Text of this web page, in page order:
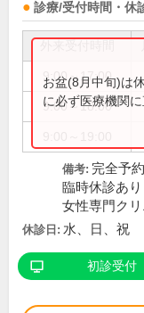
診療/受付時間・休
9:00～17:00
9:00～18:00
お盆(8月中旬)は
に必ず医療機関に
備考: 完全予
臨時休診あり
女性専門クリ
休診日: 水、日、祝
初診受付